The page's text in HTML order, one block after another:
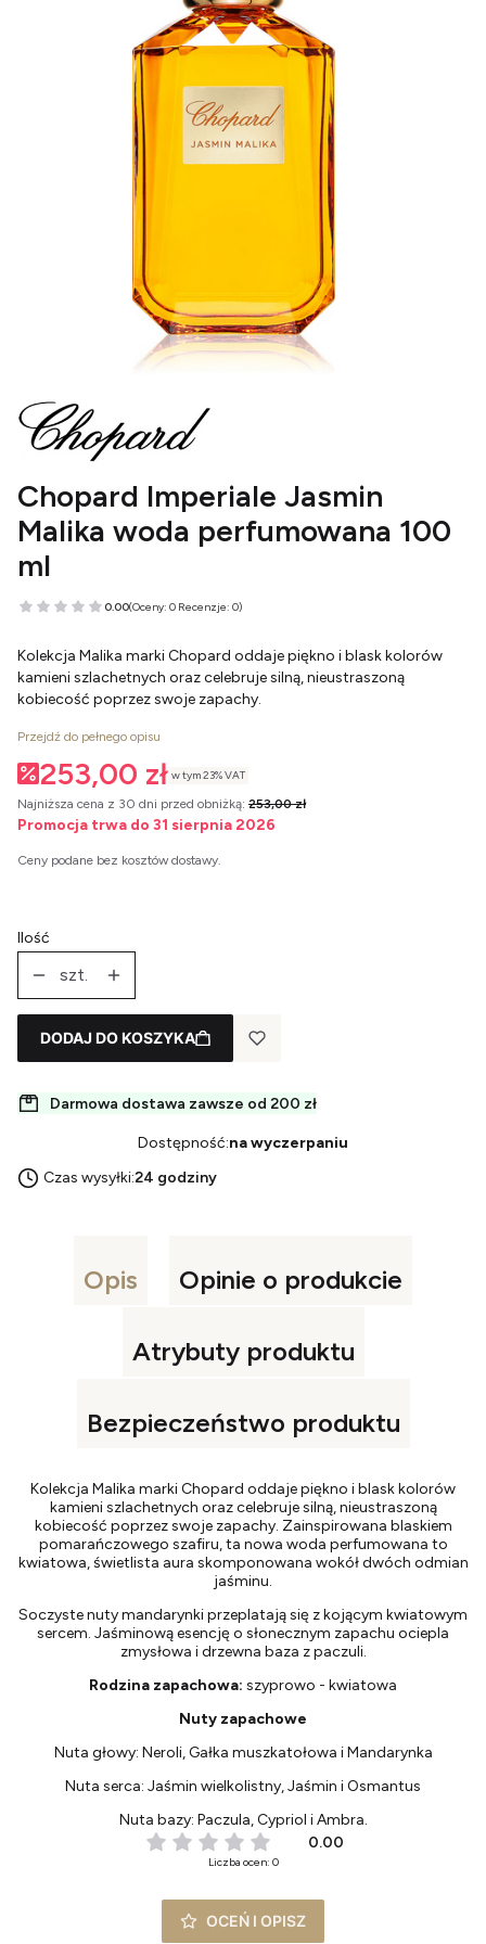
Chopard Imperiale Jasmin
Malika woda perfumowana 100
ml
0.00(Oceny: 0 Recenzje: 0)
Kolekcja Malika marki Chopard oddaje piękno i blask kolorów
kamieni szlachetnych oraz celebruje silną, nieustraszoną
kobiecość poprzez swoje zapachy.
Przejdź do pełnego opisu
253,00 zł w tym 23% VAT
w tym23%VAT
Najniższa cena z 30 dni przed obniżką: 253,00 zł
Promocja trwa do 31 sierpnia 2026
Ceny podane bez kosztów dostawy.
Ilość
szt.
DODAJ DO KOSZYKA
Darmowa dostawa zawsze od 200 zł
Dostępność:na wyczerpaniu
Czas wysyłki:24 godziny
Opis Opinie o produkcie
Atrybuty produktu
Bezpieczeństwo produktu
Kolekcja Malika marki Chopard oddaje piękno i blask kolorów
kamieni szlachetnych oraz celebruje silną, nieustraszoną
kobiecość poprzez swoje zapachy. Zainspirowana blaskiem
pomarańczowego szafiru, ta nowa woda perfumowana to
kwiatowa, świetlista aura skomponowana wokół dwóch odmian
jaśminu.
Soczyste nuty mandarynki przeplatają się z kojącym kwiatowym
sercem. Jaśminową esencję o słonecznym zapachu ociepla
zmysłowa i drzewna baza z paczuli.
Rodzina zapachowa: szyprowo - kwiatowa
Nuty zapachowe
Nuta głowy: Neroli, Gałka muszkatołowa i Mandarynka
Nuta serca: Jaśmin wielkolistny, Jaśmin i Osmantus
Nuta bazy: Paczula, Cypriol i Ambra.
0.00
Liczba ocen: 0
OCEŃ I OPISZ